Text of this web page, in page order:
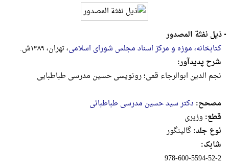
•ذیل نفثة المصدور
کتابخانه، موزه و مرکز اسناد مجلس شورای اسلامی، تهران، ۱۳۸۹ش.
شرح پدیدآور:
نجم الدین ابوالرجاء قمی؛ رونویسی حسین مدرسی طباطبایی
مصحح: دکتر سید حسین مدرسی طباطبائی
قطع: وزيرى
نوع جلد:گالینگور
شابک:
978-600-5594-52-2